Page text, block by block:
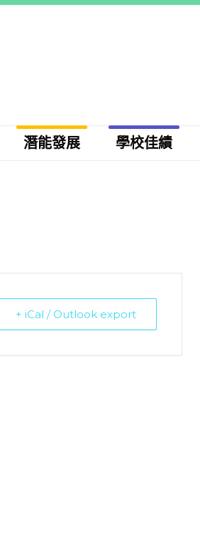
潛能發展 學校佳績
+ iCal / Outlook export